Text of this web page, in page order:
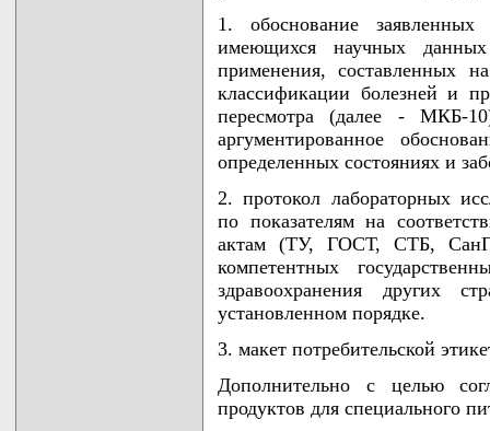
1. обоснование
имеющихся научных
применения, составленных
классификации болезней и
пересмотра (далее - МКБ-
аргументированное
определенных состояниях и
2. протокол лабораторных
по показателям на
актам (ТУ, ГОСТ, СТБ,
компетентных
здравоохранения других
установленном порядке.
3. макет потребительской
Дополнительно с целью
продуктов для специального